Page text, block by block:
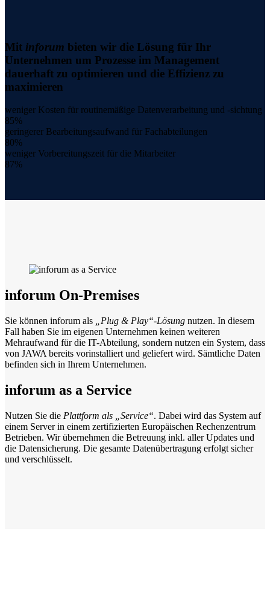
Mit inforum bieten wir die Lösung für Ihr
Unternehmen um Prozesse im Management
dauerhaft zu optimieren und die Effizienz zu
maximieren
weniger Kosten für routinemäßige Datenverarbeitung und -sichtung
85%
geringerer Bearbeitungsaufwand für Fachabteilungen
80%
weniger Vorbereitungszeit für die Mitarbeiter
87%
inforum On-Premises
Sie können inforum als „Plug & Play“-Lösung nutzen. In diesem
Fall haben Sie im eigenen Unternehmen keinen weiteren
Mehraufwand für die IT-Abteilung, sondern nutzen ein System, dass
von JAWA bereits vorinstalliert und geliefert wird. Sämtliche Daten
befinden sich in Ihrem Unternehmen.
inforum as a Service
Nutzen Sie die Plattform als „Service“. Dabei wird das System auf
einem Server in einem zertifizierten Europäischen Rechenzentrum
Betrieben. Wir übernehmen die Betreuung inkl. aller Updates und
die Datensicherung. Die gesamte Datenübertragung erfolgt sicher
und verschlüsselt.